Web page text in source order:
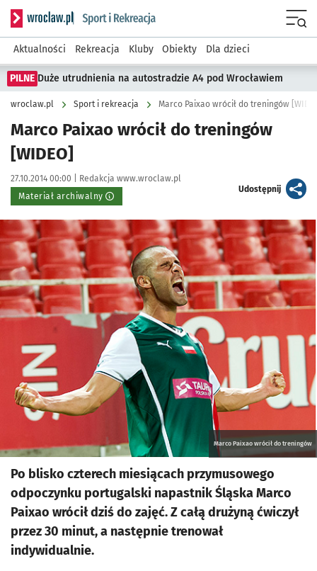
Serwis informacyjny wroclaw.pl podserwis: Sport i rekreacja
Aktualności Rekreacja Kluby Obiekty Dla dzieci
PILNE Duże utrudnienia na autostradzie A4 pod Wrocławiem
wroclaw.pl Sport i rekreacja Marco Paixao wrócił do treningów
Marco Paixao wrócił do treningów
[WIDEO]
Data publikacji:
27.10.2014 00:00 | Autor:
Redakcja www.wroclaw.pl
Materiał archiwalny
Udostępnijartykuł
Kliknij, aby powiększyć
Marco Paixao wrócił do treningów
Po blisko czterech miesiącach przymusowego
odpoczynku portugalski napastnik Śląska Marco
Paixao wrócił dziś do zajęć. Z całą drużyną ćwiczył
przez 30 minut, a następnie trenował
indywidualnie.